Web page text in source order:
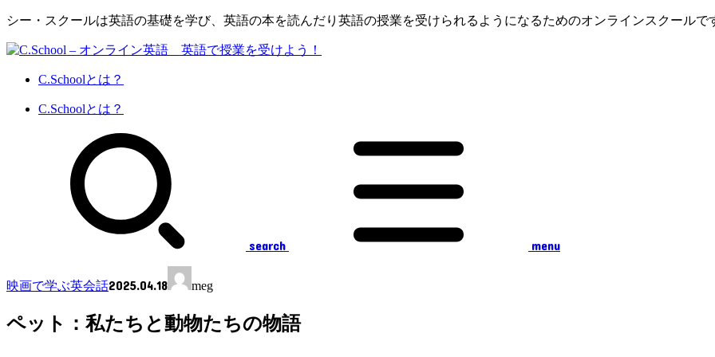
シー・スクールは英語の基礎を学び、英語の本を読んだり英語の授業を受けられるようになるためのオンラインスクールで
C.Schoolとは？
C.Schoolとは？
search menu
映画で学ぶ英会話2025.04.18 meg
ペット：私たちと動物たちの物語